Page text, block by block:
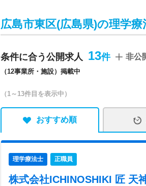
広島市東区(広島県)の理学療
条件に合う公開求人 13
（12事業所・施設）掲載中
非公
（1～13件目を表示中）
おすすめ順
理学療法士 正職員
株式会社ICHINOSHIKI 匠 天